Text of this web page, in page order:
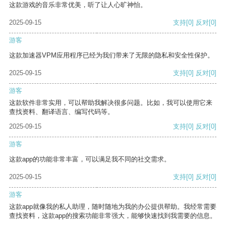
这款游戏的音乐非常优美，听了让人心旷神怡。
2025-09-15 支持[0] 反对[0]
游客
这款加速器VPM应用程序已经为我们带来了无限的隐私和安全性保护。
2025-09-15 支持[0] 反对[0]
游客
这款软件非常实用，可以帮助我解决很多问题。比如，我可以使用它来
查找资料、翻译语言、编写代码等。
2025-09-15
支持[0] 反对[0]
游客
这款app的功能非常丰富，可以满足我不同的社交需求。
2025-09-15 支持[0] 反对[0]
游客
这款app就像我的私人助理，随时随地为我的办公提供帮助。我经常需要
查找资料，这款app的搜索功能非常强大，能够快速找到我需要的信息。